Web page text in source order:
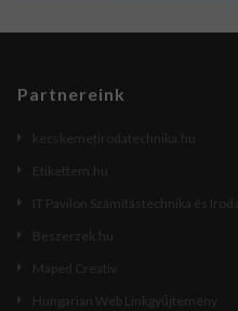
Partnereink
kecskemetirodatechnika.hu
Etikettem.hu
IT Pavilon Számítástechnika és
Beszerzek.hu
Maped Creativ
Hungarian Web Linkgyűjtemény